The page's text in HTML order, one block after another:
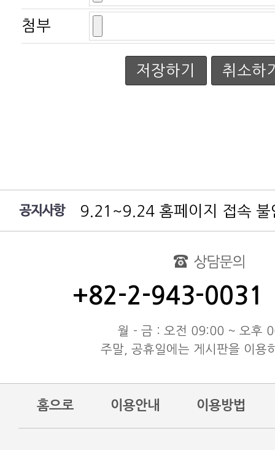
첨부
저장하기 취소하
9.21~9.24 홈페이지 접속 불
여름 휴가 배송 지연 안내
동해물과 백두산이 마르고
동해물과 백두산이 마르고
동해물과 백두산이 마르고
+82-2-943-0031
월 - 금 : 오전 09:00 ~ 오후
주말, 공휴일에는 게시판을 이용
홈으로 이용안내 이용방법